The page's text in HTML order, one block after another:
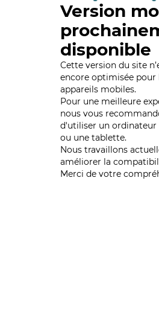
Version
disponible
Cette version du site
encore optimisée pour
appareils mobiles.
Pour une meilleure
nous vous
d'utiliser un ordinateur
ou une tablette.
Nous travaillons
améliorer la
Merci de votre